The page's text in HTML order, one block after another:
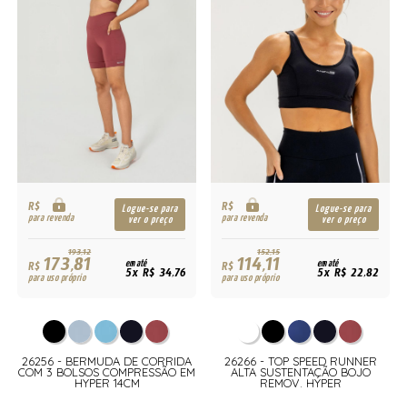
R$
para revenda
Logue-se para
ver o preço
193,12
R$173,81
para uso próprio
em até
5x R$ 34,76
26256 - BERMUDA DE CORRIDA
COM 3 BOLSOS COMPRESSÃO EM
HYPER 14CM
R$
para revenda
Logue-se para
ver o preço
152,15
R$114,11
para uso próprio
em até
5x R$ 22,82
26266 - TOP SPEED RUNNER
ALTA SUSTENTAÇÃO BOJO
REMOV. HYPER